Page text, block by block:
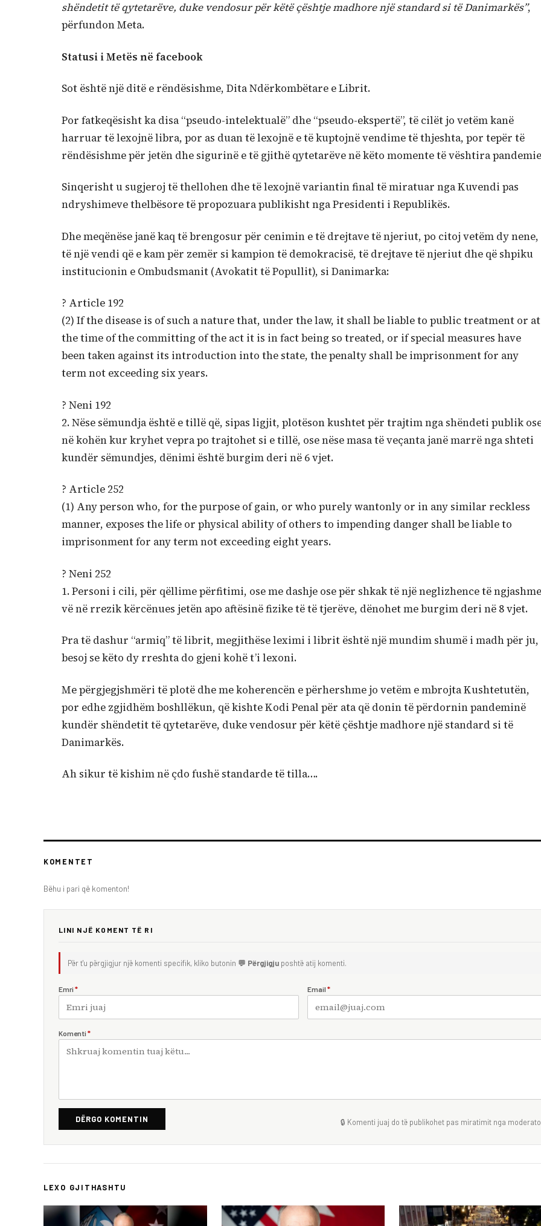
shëndetit të qytetarëve, duke vendosur për këtë çështje madhore një standard si të Danimarkës”,
përfundon Meta.
Statusi i Metës në facebook
Sot është një ditë e rëndësishme, Dita Ndërkombëtare e Librit.
Por fatkeqësisht ka disa “pseudo-intelektualë” dhe “pseudo-ekspertë”, të cilët jo vetëm kanë
harruar të lexojnë libra, por as duan të lexojnë e të kuptojnë vendime të thjeshta, por tepër të
rëndësishme për jetën dhe sigurinë e të gjithë qytetarëve në këto momente të vështira
Sinqerisht u sugjeroj të thellohen dhe të lexojnë variantin final të miratuar nga Kuvendi pas
ndryshimeve thelbësore të propozuara publikisht nga Presidenti i Republikës.
Dhe meqënëse janë kaq të brengosur për cenimin e të drejtave të njeriut, po citoj vetëm dy nene,
të një vendi që e kam për zemër si kampion të demokracisë, të drejtave të njeriut dhe që shpiku
institucionin e Ombudsmanit (Avokatit të Popullit), si Danimarka:
? Article 192
(2) If the disease is of such a nature that, under the law, it shall be liable to public treatment or at
the time of the committing of the act it is in fact being so treated, or if special measures have
been taken against its introduction into the state, the penalty shall be imprisonment for any
term not exceeding six years.
? Neni 192
2. Nëse sëmundja është e tillë që, sipas ligjit, plotëson kushtet për trajtim nga shëndeti publik
në kohën kur kryhet vepra po trajtohet si e tillë, ose nëse masa të veçanta janë marrë nga shteti
kundër sëmundjes, dënimi është burgim deri në 6 vjet.
? Article 252
(1) Any person who, for the purpose of gain, or who purely wantonly or in any similar reckless
manner, exposes the life or physical ability of others to impending danger shall be liable to
imprisonment for any term not exceeding eight years.
? Neni 252
1. Personi i cili, për qëllime përfitimi, ose me dashje ose për shkak të një neglizhence të
vë në rrezik kërcënues jetën apo aftësinë fizike të të tjerëve, dënohet me burgim deri në 8 vjet.
Pra të dashur “armiq” të librit, megjithëse leximi i librit është një mundim shumë i madh për ju,
besoj se këto dy rreshta do gjeni kohë t’i lexoni.
Me përgjegjshmëri të plotë dhe me koherencën e përhershme jo vetëm e mbrojta Kushtetutën,
por edhe zgjidhëm boshllëkun, që kishte Kodi Penal për ata që donin të përdornin pandeminë
kundër shëndetit të qytetarëve, duke vendosur për këtë çështje madhore një standard si të
Danimarkës.
Ah sikur të kishim në çdo fushë standarde të tilla….
KOMENTET
Bëhu i pari që komenton!
LINI NJË KOMENT TË RI
Për t'u përgjigjur një komenti specifik, kliko butonin 💬 Përgjigju poshtë atij komenti.
Emri * Email *
Komenti *
DËRGO KOMENTIN 🔒 Komenti juaj do të publikohet pas miratimit nga
LEXO GJITHASHTU